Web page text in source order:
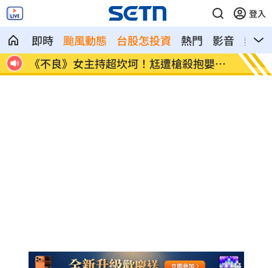
登入
即時 颱風動態 台股怎投資 熱門 影音
熱搜
《不良》女主持超坎坷！尪遭槍殺抱嬰逃
命
桃園